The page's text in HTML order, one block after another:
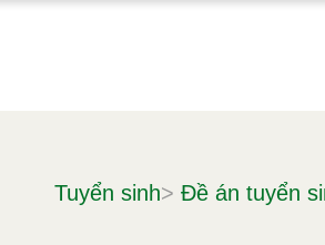
Tuyển sinh> Đề án tuyển